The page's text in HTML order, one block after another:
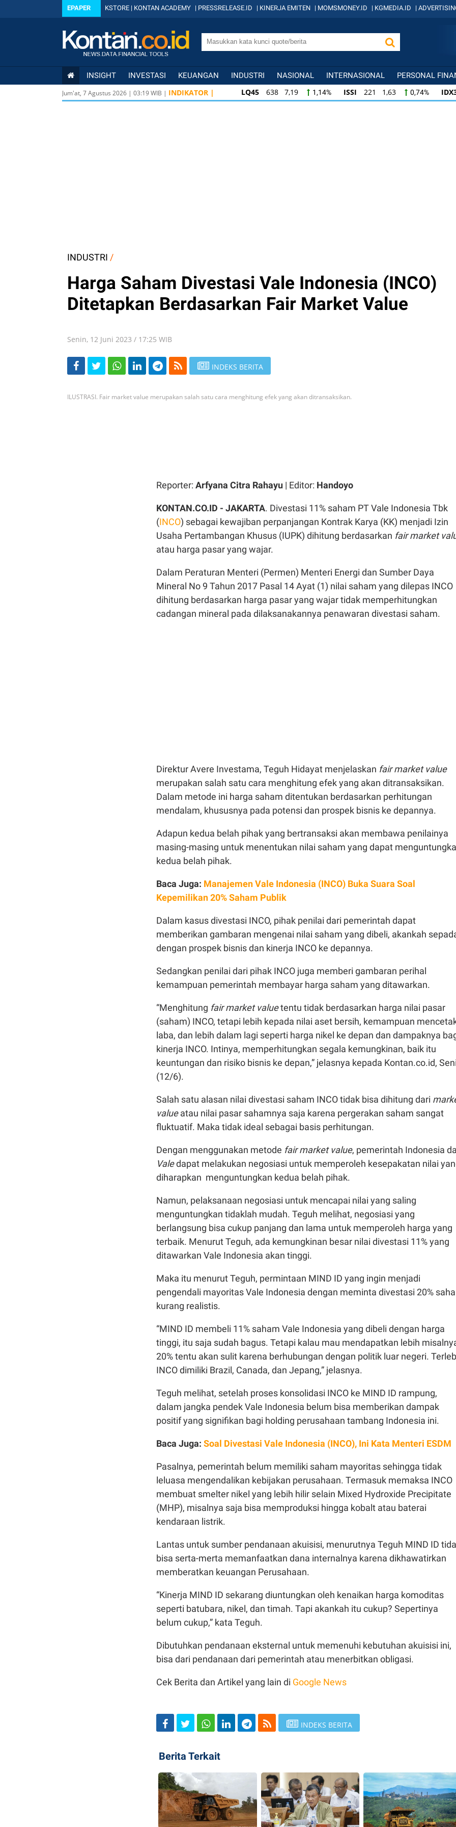
EPAPER KSTORE | KONTAN ACADEMY | PRESSRELEASE.ID | KINERJA EMITEN | MOMSMONEY.ID | KGMEDIA.ID |
INSIGHT INVESTASI KEUANGAN INDUSTRI NASIONAL INTERNASIONAL PERSONAL
Jum'at, 7 Agustus 2026 | 03:19WIB | INDIKATOR | LQ45 638 7,19 1,14% ISSI 221 1,63 0,74%
ISSI
221 1,63 0,74% IDX30 358 3,79 1,07%
INDUSTRI /
Harga Saham Divestasi Vale Indonesia (INCO)
Ditetapkan Berdasarkan Fair Market Value
Senin, 12 Juni 2023 / 17:25 WIB
INDEKS BERITA
ILUSTRASI. Fair market value merupakan salah satu cara menghitung efek yang akan ditransaksikan.
Reporter: Arfyana Citra Rahayu | Editor: Handoyo
KONTAN.CO.ID - JAKARTA. Divestasi 11% saham PT Vale Indonesia Tbk
(INCO) sebagai kewajiban perpanjangan Kontrak Karya (KK) menjadi Izin
Usaha Pertambangan Khusus (IUPK) dihitung berdasarkan fair market
atau harga pasar yang wajar.
Dalam Peraturan Menteri (Permen) Menteri Energi dan Sumber Daya
Mineral No 9 Tahun 2017 Pasal 14 Ayat (1) nilai saham yang dilepas INCO
dihitung berdasarkan harga pasar yang wajar tidak memperhitungkan
cadangan mineral pada dilaksanakannya penawaran divestasi saham.
Direktur Avere Investama, Teguh Hidayat menjelaskan fair market value
merupakan salah satu cara menghitung efek yang akan ditransaksikan.
Dalam metode ini harga saham ditentukan berdasarkan perhitungan
mendalam, khususnya pada potensi dan prospek bisnis ke depannya.
Adapun kedua belah pihak yang bertransaksi akan membawa penilainya
masing-masing untuk menentukan nilai saham yang dapat
kedua belah pihak.
Baca Juga: Manajemen Vale Indonesia (INCO) Buka Suara Soal
Kepemilikan 20% Saham Publik
Dalam kasus divestasi INCO, pihak penilai dari pemerintah dapat
memberikan gambaran mengenai nilai saham yang dibeli, akankah
dengan prospek bisnis dan kinerja INCO ke depannya.
Sedangkan penilai dari pihak INCO juga memberi gambaran perihal
kemampuan pemerintah membayar harga saham yang ditawarkan.
“Menghitung fair market valuetentu tidak berdasarkan harga nilai pasar
(saham) INCO, tetapi lebih kepada nilai aset bersih, kemampuan
laba, dan lebih dalam lagi seperti harga nikel ke depan dan dampaknya
kinerja INCO. Intinya, memperhitungkan segala kemungkinan, baik itu
keuntungan dan risiko bisnis ke depan,” jelasnya kepada Kontan.co.id,
(12/6).
Salah satu alasan nilai divestasi saham INCO tidak bisa dihitung dari
valueatau nilai pasar sahamnya saja karena pergerakan saham sangat
fluktuatif. Maka tidak ideal sebagai basis perhitungan.
Dengan menggunakan metode fair market value, pemerintah Indonesia
Valedapat melakukan negosiasi untuk memperoleh kesepakatan nilai
diharapkan menguntungkan kedua belah pihak.
Namun, pelaksanaan negosiasi untuk mencapai nilai yang saling
menguntungkan tidaklah mudah. Teguh melihat, negosiasi yang
berlangsung bisa cukup panjang dan lama untuk memperoleh harga yang
terbaik. Menurut Teguh, ada kemungkinan besar nilai divestasi 11% yang
ditawarkan Vale Indonesia akan tinggi.
Maka itu menurut Teguh, permintaan MIND ID yang ingin menjadi
pengendali mayoritas Vale Indonesia dengan meminta divestasi 20%
kurang realistis.
“MIND ID membeli 11% saham Vale Indonesia yang dibeli dengan harga
tinggi, itu saja sudah bagus. Tetapi kalau mau mendapatkan lebih
20% tentu akan sulit karena berhubungan dengan politik luar negeri.
INCO dimiliki Brazil, Canada, dan Jepang,” jelasnya.
Teguh melihat, setelah proses konsolidasi INCO ke MIND ID rampung,
dalam jangka pendek Vale Indonesia belum bisa memberikan dampak
positif yang signifikan bagi holding perusahaan tambang Indonesia ini.
Baca Juga: Soal Divestasi Vale Indonesia (INCO), Ini Kata Menteri ESDM
Pasalnya, pemerintah belum memiliki saham mayoritas sehingga tidak
leluasa mengendalikan kebijakan perusahaan. Termasuk memaksa INCO
membuat smelter nikel yang lebih hilir selain Mixed Hydroxide Precipitate
(MHP), misalnya saja bisa memproduksi hingga kobalt atau baterai
kendaraan listrik.
Lantas untuk sumber pendanaan akuisisi, menurutnya Teguh MIND ID
bisa serta-merta memanfaatkan dana internalnya karena dikhawatirkan
memberatkan keuangan Perusahaan.
“Kinerja MIND ID sekarang diuntungkan oleh kenaikan harga komoditas
seperti batubara, nikel, dan timah. Tapi akankah itu cukup? Sepertinya
belum cukup,” kata Teguh.
Dibutuhkan pendanaan eksternal untuk memenuhi kebutuhan akuisisi ini,
bisa dari pendanaan dari pemerintah atau menerbitkan obligasi.
Cek Berita dan Artikel yang lain di Google News
INDEKS BERITA
Berita Terkait